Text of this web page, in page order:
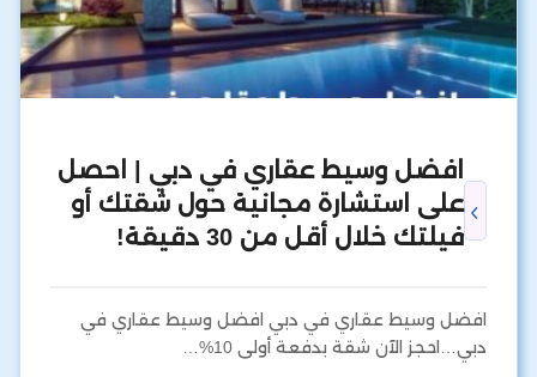
افضل وسيط عقاري في دبي | احصل
على استشارة مجانية حول شقتك أو
فيلتك خلال أقل من 30 دقيقة!
افضل وسيط عقاري في دبي افضل وسيط عقاري في
دبي…احجز الآن شقة بدفعة أولى 10%…